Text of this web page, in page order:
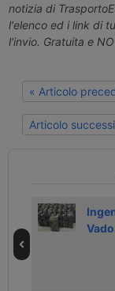
notizia di
l'elenco ed i link di
l'invio. Gratuita e NO
« Articolo
Articolo